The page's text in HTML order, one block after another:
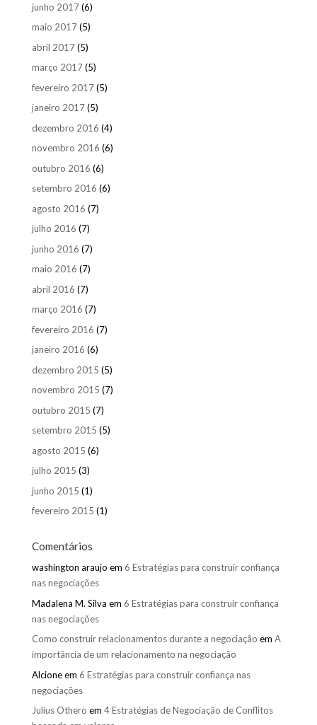
junho 2017(6)
maio 2017(5)
abril 2017(5)
março 2017(5)
fevereiro 2017(5)
janeiro 2017(5)
dezembro 2016 (4)
novembro 2016 (6)
outubro 2016 (6)
setembro 2016 (6)
agosto 2016 (7)
julho 2016 (7)
junho 2016 (7)
maio 2016 (7)
abril 2016 (7)
março 2016 (7)
fevereiro 2016 (7)
janeiro 2016 (6)
dezembro 2015 (5)
novembro 2015 (7)
outubro 2015 (7)
setembro 2015 (5)
agosto 2015 (6)
julho 2015 (3)
junho 2015 (1)
fevereiro 2015 (1)
Comentários
washington araujo em 6 Estratégias para construir confiança
nas negociações
Madalena M. Silva em 6 Estratégias para construir confiança
nas negociações
Como construir relacionamentos durante a negociação em A
importância de um relacionamento na negociação
Alcioneem 6 Estratégias para construir confiança nas
negociações
Julius Othero em 4 Estratégias de Negociação de Conflitos